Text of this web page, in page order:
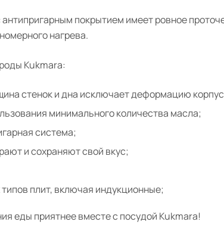
покрытием имеет ровное
нагрева.
Kukmara:
стенок и дна исключает деформацию
минимального количества масла;
система;
и сохраняют свой вкус;
плит, включая индукционные;
еды приятнее вместе с посудой Kukmara!